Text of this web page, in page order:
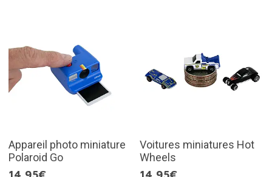
Appareil photo miniature
Polaroid Go
Voitures miniatures Hot
Wheels